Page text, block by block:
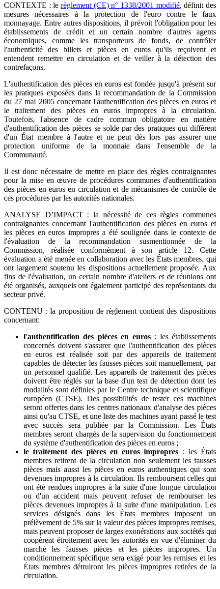
CONTEXTE : le règlement (CE) n° 1338/2001 modifié, définit des
mesures nécessaires à la protection de l'euro contre le faux
monnayage. Entre autres dispositions, il prévoit l'obligation pour les
établissements de crédit et un certain nombre d'autres agents
économiques, comme les transporteurs de fonds, de contrôler
l'authenticité des billets et pièces en euros qu'ils reçoivent et
entendent remettre en circulation et de veiller à la détection des
contrefaçons.
L'authentification des pièces en euros est fondée jusqu'à présent sur
les pratiques exposées dans la recommandation de la Commission
du 27 mai 2005 concernant l'authentification des pièces en euros et
le traitement des pièces en euros impropres à la circulation.
Toutefois, l'absence de cadre commun obligatoire en matière
d'authentification des pièces se solde par des pratiques qui diffèrent
d'un État membre à l'autre et ne peut dès lors pas assurer une
protection uniforme de la monnaie dans l'ensemble de la
Communauté.
Il est donc nécessaire de mettre en place des règles contraignantes
pour la mise en œuvre de procédures communes d'authentification
des pièces en euros en circulation et de mécanismes de contrôle de
ces procédures par les autorités nationales.
ANALYSE D’IMPACT : la nécessité de ces règles communes
contraignantes concernant l'authentification des pièces en euros et
les pièces en euros impropres a été soulignée dans le contexte de
l'évaluation de la recommandation susmentionnée de la
Commission, réalisée conformément à son article 12. Cette
évaluation a été menée en collaboration avec les États membres, qui
ont largement soutenu les dispositions actuellement proposée. Aux
fins de l'évaluation, un certain nombre d'ateliers et de réunions ont
été organisés, auxquels ont également participé des représentants du
secteur privé.
CONTENU : la proposition de règlement contient des dispositions
concernant:
l'authentification des pièces en euros : les établissements
concernés doivent s'assurer que l'authentification des pièces
en euros est réalisée soit par des appareils de traitement
capables de détecter les fausses pièces soit manuellement, par
un personnel qualifié. Les appareils de traitement des pièces
doivent être réglés sur la base d'un test de détection dont les
modalités sont définies par le Centre technique et scientifique
européen (CTSE). Des possibilités de tester ces machines
seront offertes dans les centres nationaux d'analyse des pièces
ainsi qu'au CTSE, et une liste des machines ayant passé le test
avec succès sera publiée par la Commission. Les États
membres seront chargés de la supervision du fonctionnement
du système d'authentification des pièces en euros ;
le traitement des pièces en euros impropres : les États
membres retirent de la circulation non seulement les fausses
pièces mais aussi les pièces en euros authentiques qui sont
devenues impropres à la circulation. Ils remboursent celles qui
ont été rendues impropres à la suite d'une longue circulation
ou d'un accident mais peuvent refuser de rembourser les
pièces devenues impropres à la suite d'une manipulation. Les
services désignés dans les États membres imposent un
prélèvement de 5% sur la valeur des pièces impropres remises,
mais peuvent proposer de larges exonérations aux sociétés qui
coopèrent étroitement avec les autorités en vue d'éliminer du
marché les fausses pièces et les pièces impropres. Un
conditionnement spécifique sera exigé pour les remises et les
États membres détruiront les pièces impropres retirées de la
circulation.